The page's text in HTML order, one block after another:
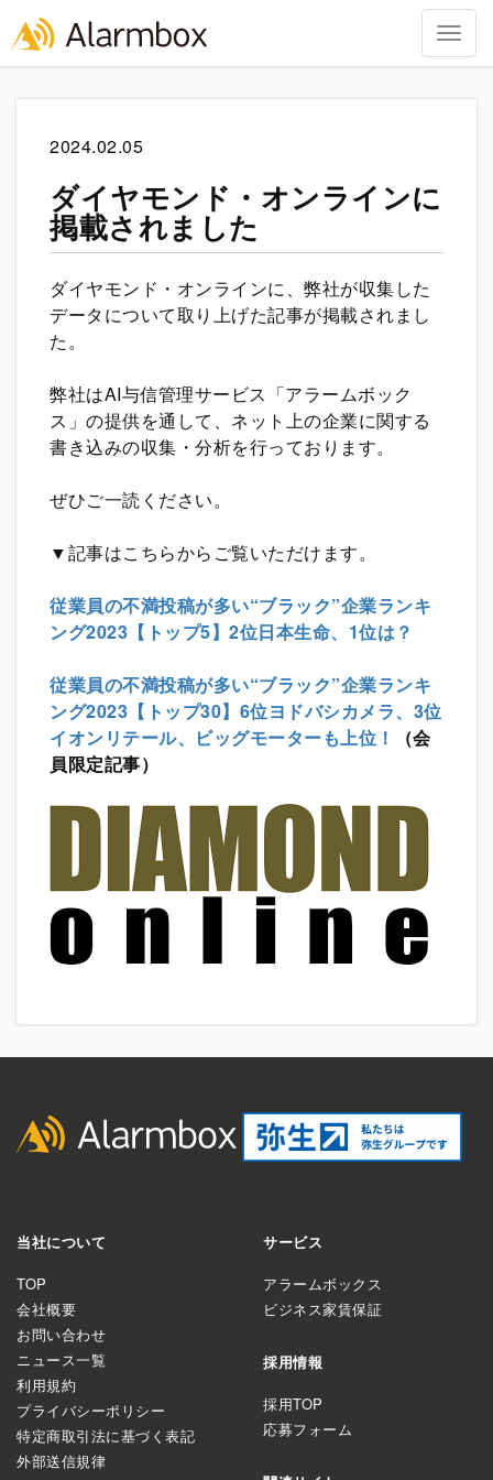
2024.02.05
ダイヤモンド・オンラインに
掲載されました
ダイヤモンド・オンラインに、弊社が収集した
データについて取り上げた記事が掲載されまし
た。
弊社はAI与信管理サービス「アラームボック
ス」の提供を通して、ネット上の企業に関する
書き込みの収集・分析を行っております。
ぜひご一読ください。
▼記事はこちらからご覧いただけます。
従業員の不満投稿が多い“ブラック”企業ランキ
ング2023【トップ5】2位日本生命、1位は？
従業員の不満投稿が多い“ブラック”企業ランキ
ング2023【トップ30】6位ヨドバシカメラ、3位
イオンリテール、ビッグモーターも上位！
（会
員限定記事）
当社について
TOP
会社概要
お問い合わせ
ニュース一覧
利用規約
プライバシーポリシー
特定商取引法に基づく表記
外部送信規律
サービス
アラームボックス
ビジネス家賃保証
採用情報
採用TOP
応募フォーム